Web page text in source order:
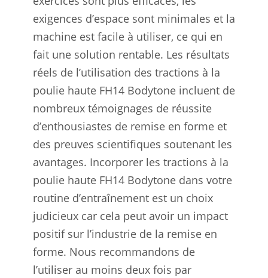
exigences d’espace sont minimales et la
machine est facile à utiliser, ce qui en
fait une solution rentable. Les résultats
réels de l’utilisation des tractions à la
poulie haute FH14 Bodytone incluent de
nombreux témoignages de réussite
d’enthousiastes de remise en forme et
des preuves scientifiques soutenant les
avantages. Incorporer les tractions à la
poulie haute FH14 Bodytone dans votre
routine d’entraînement est un choix
judicieux car cela peut avoir un impact
positif sur l’industrie de la remise en
forme. Nous recommandons de
l’utiliser au moins deux fois par